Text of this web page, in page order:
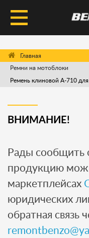
Ремни на мотоблоки
Ремень клиновой A-710
ВНИМАНИЕ!
Рады сообщить
продукцию
маркетплейсах
юридических
обратная связь